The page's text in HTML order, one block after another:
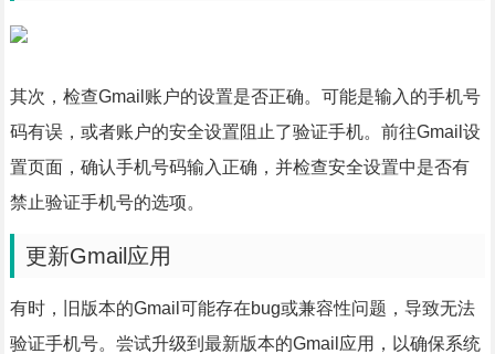
其次，检查Gmail账户的设置是否正确。可能是输入的手机号
码有误，或者账户的安全设置阻止了验证手机。前往Gmail设
置页面，确认手机号码输入正确，并检查安全设置中是否有
禁止验证手机号的选项。
更新Gmail应用
有时，旧版本的Gmail可能存在bug或兼容性问题，导致无法
验证手机号。尝试升级到最新版本的Gmail应用，以确保系统